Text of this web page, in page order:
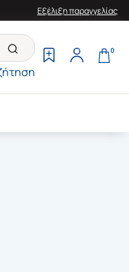
Εξέλιξη παραγγελίας
0